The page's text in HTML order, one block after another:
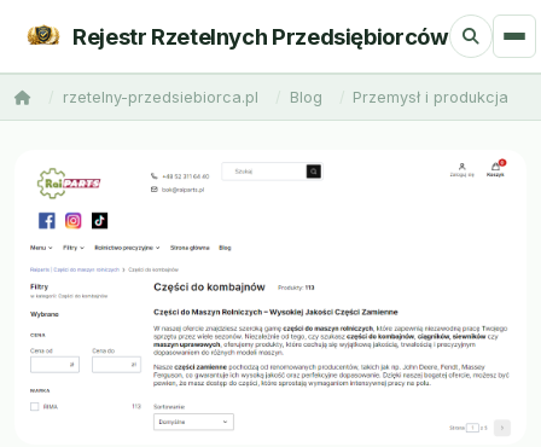
Rejestr Rzetelnych Przedsiębiorców
rzetelny-przedsiebiorca.pl Blog Przemysł i produkcja